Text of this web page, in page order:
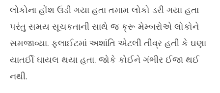
લોકોના હોંશ ઉડી ગયા હતા તમામ લોકો ડરી ગયા હતા
પરંતુ સમય સૂચકતાની સાથે જ ક્રૂ મેમ્બરોએ લોકોને
સમજાવ્યા. ફ્લાઈટમાં અશાંતિ એટલી તીવ્ર હતી કે ઘણા
યાતર્ઈો ઘાયલ થયા હતા. જોકે કોઈને ગંભીર ઈજા થઈ
નથી.